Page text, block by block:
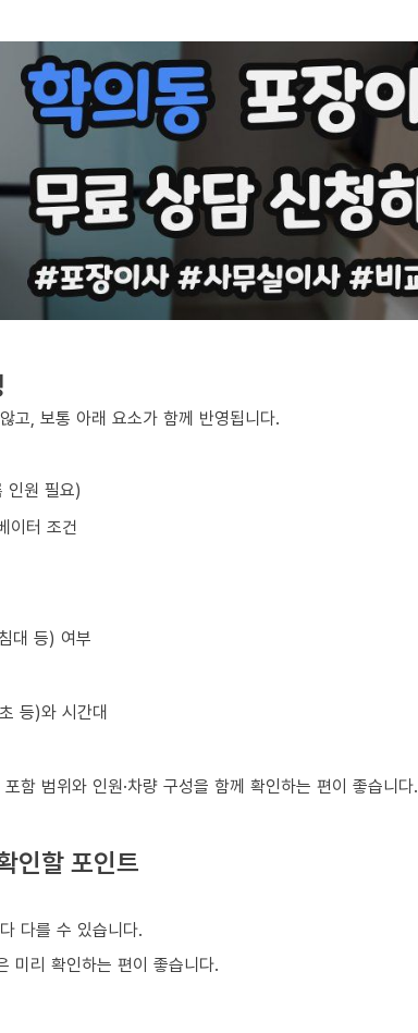
고, 보통 아래 요소가 함께 반영됩니다.
인원 필요)
이터 조건
대 등) 여부
등)와 시간대
함 범위와 인원·차량 구성을 함께 확인하는 편이 좋습니다.
인할 포인트
다를 수 있습니다.
미리 확인하는 편이 좋습니다.